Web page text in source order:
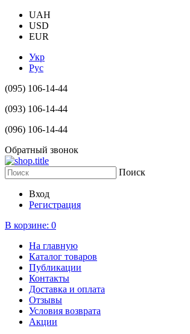
UAH
USD
EUR
Укр
Рус
(095) 106-14-44
(093) 106-14-44
(096) 106-14-44
Обратный звонок
Поиск
Вход
Регистрация
В корзине: 0
На главную
Каталог товаров
Публикации
Контакты
Доставка и оплата
Отзывы
Условия возврата
Акции